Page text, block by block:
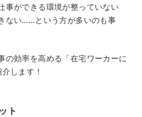
事ができる環境が整っていない
ない……という方が多いのも事
の効率を高める「在宅ワーカーに
します！
ト